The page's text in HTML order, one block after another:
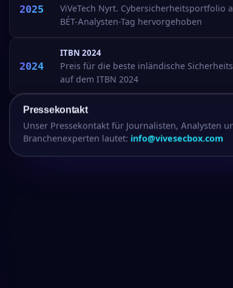
2025
ViVeTech Nyrt. Cybersicherheitsportfolio
BÉT-Analysten-Tag hervorgehoben
2024
ITBN 2024
Preis für die beste inländische
auf dem ITBN 2024
Pressekontakt
Unser Pressekontakt für Journalisten, Analysten
Branchenexperten lautet: info@vivesecbox.com